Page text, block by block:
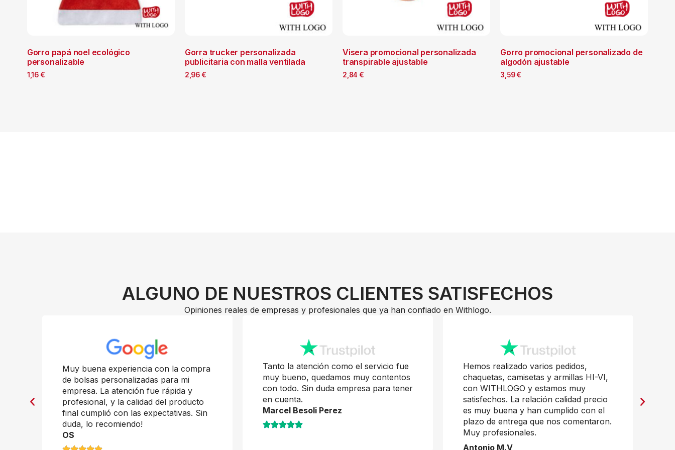
Gorro papá noel ecológico
personalizable
1,16 €
Gorra trucker personalizada
publicitaria con malla ventilada
2,96 €
Visera promocional personalizada
transpirable ajustable
2,84 €
Gorro promocional personalizado de
algodón ajustable
3,59€
ALGUNO DE NUESTROS CLIENTES SATISFECHOS
Opiniones reales de empresas y profesionales que ya han confiado en Withlogo.
Muy buena experiencia con la compra
de bolsas personalizadas para mi
empresa. La atención fue rápida y
profesional, y la calidad del producto
final cumplió con las expectativas. Sin
duda, lo recomiendo!
OS
Tanto la atención como el servicio fue
muy bueno, quedamos muy contentos
con todo. Sin duda empresa para tener
en cuenta.
Marcel Besoli Perez
Hemos realizado varios pedidos,
chaquetas, camisetas y armillas HI-VI,
con WITHLOGO y estamos muy
satisfechos. La relación calidad precio
es muy buena y han cumplido con el
plazo de entrega que nos comentaron.
Muy profesionales.
Antonio M.V